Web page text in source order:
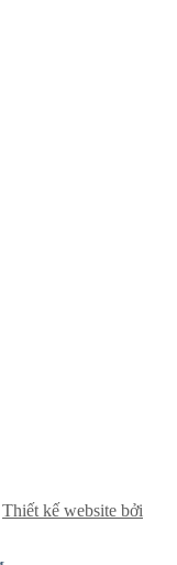
Thiết kế website bởi